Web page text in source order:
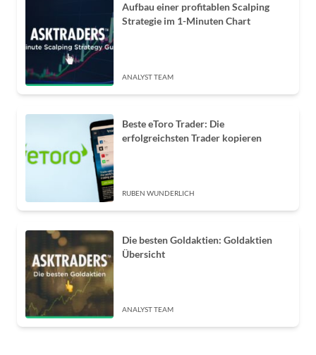
Aufbau einer profitablen Scalping
Strategie im 1-Minuten Chart
ANALYST TEAM
Beste eToro Trader: Die
erfolgreichsten Trader kopieren
RUBEN WUNDERLICH
Die besten Goldaktien: Goldaktien
Übersicht
ANALYST TEAM